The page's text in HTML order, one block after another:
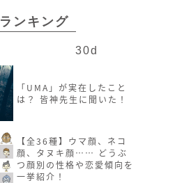
ランキング
30d
「UMA」が実在したこと
は？ 皆神先生に聞いた！
【全36種】ウマ顔、ネコ
顔、タヌキ顔…… どうぶ
つ顔別の性格や恋愛傾向を
一挙紹介！